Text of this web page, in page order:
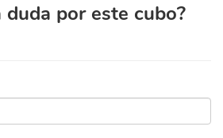
duda por este cubo?